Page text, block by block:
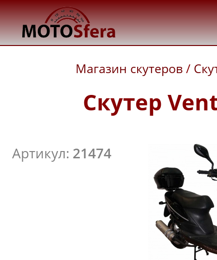
Магазин скутеров /
Скутер
Артикул: 21474